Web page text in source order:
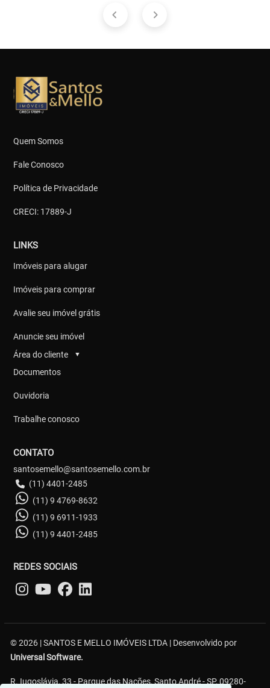
Quem Somos
Fale Conosco
Política de Privacidade
CRECI: 17889-J
LINKS
Imóveis para alugar
Imóveis para comprar
Avalie seu imóvel grátis
Anuncie seu imóvel
Área do cliente
▼
Documentos
Ouvidoria
Trabalhe conosco
CONTATO
santosemello@santosemello.com.br
(11) 4401-2485
(11) 9 4769-8632
(11) 9 6911-1933
(11) 9 4401-2485
REDES SOCIAIS
© 2026 | SANTOS E MELLO IMÓVEIS LTDA | Desenvolvido por
Universal Software.
R. Iugoslávia, 33 - Parque das Nações, Santo André - SP, 09280-